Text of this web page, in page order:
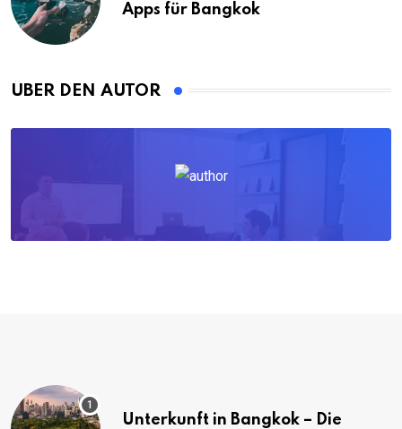
Apps für Bangkok
ÜBER DEN AUTOR
Unterkunft in Bangkok – Die